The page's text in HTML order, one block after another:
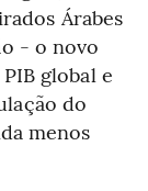
Árabes
- o novo
global e
do
menos